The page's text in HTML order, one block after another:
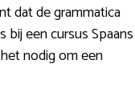
dat de grammatica
een cursus Spaans
nodig om een